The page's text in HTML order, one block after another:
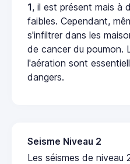
1, il est présent mais à
faibles. Cependant,
s'infiltrer dans les
de cancer du poumon.
l'aération sont
dangers.
Seisme Niveau 2
Les séismes de niveau